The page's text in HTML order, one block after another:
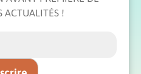
ACTUALITÉS !